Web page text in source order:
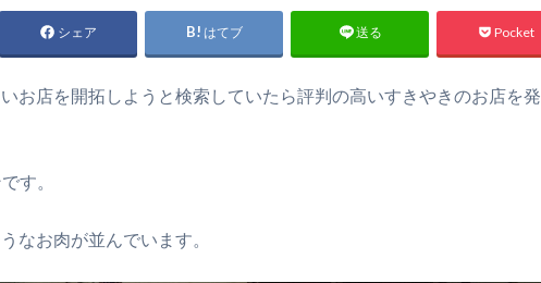
シェア はてブ 送る Pocket
お店を開拓しようと検索していたら評判の高いすきやきのお店を発
す。
なお肉が並んでいます。